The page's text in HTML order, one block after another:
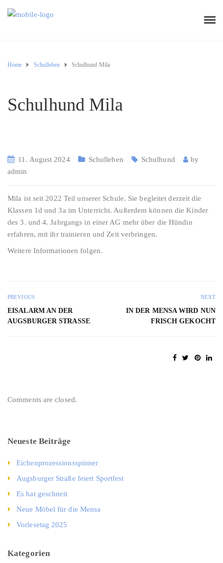
Home Schulleben Schulhund Mila
Schulhund Mila
11. August 2024 Schulleben Schulhund
by
admin
Mila ist seit 2022 Teil unserer Schule. Sie begleitet derzeit die
Klassen 1d und 3a im Unterricht. Außerdem können die Kinder
des 3. und 4. Jahrgangs in einer AG mehr über die Hündin
erfahren, mit ihr trainieren und Zeit verbringen.
Weitere Informationen folgen.
PREVIOUS
EISALARM AN DER
AUGSBURGER STRASSE
NEXT
IN DER MENSA WIRD NUN
FRISCH GEKOCHT
Comments are closed.
Neueste Beiträge
Eichenprozessionsspinner
Augsburger Straße feiert Sportfest
Es hat geschneit
Neue Möbel für die Mensa
Vorlesetag 2025
Kategorien